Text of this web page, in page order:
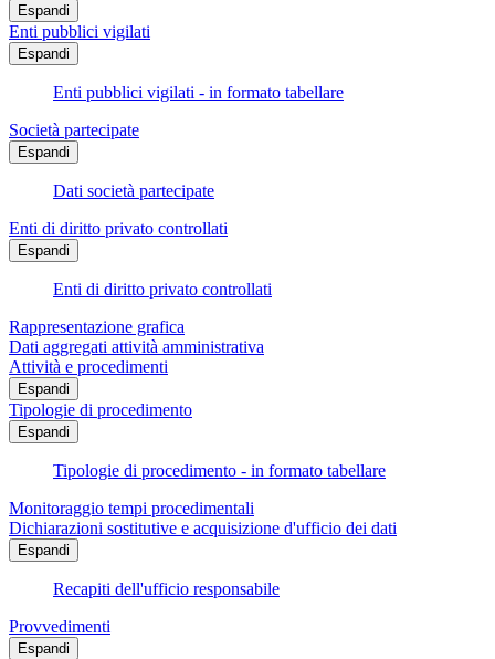
Espandi
Enti pubblici vigilati
Espandi
Enti pubblici vigilati - in formato tabellare
Società partecipate
Espandi
Dati società partecipate
Enti di diritto privato controllati
Espandi
Enti di diritto privato controllati
Rappresentazione grafica
Dati aggregati attività amministrativa
Attività e procedimenti
Espandi
Tipologie di procedimento
Espandi
Tipologie di procedimento - in formato tabellare
Monitoraggio tempi procedimentali
Dichiarazioni sostitutive e acquisizione d'ufficio dei dati
Espandi
Recapiti dell'ufficio responsabile
Provvedimenti
Espandi